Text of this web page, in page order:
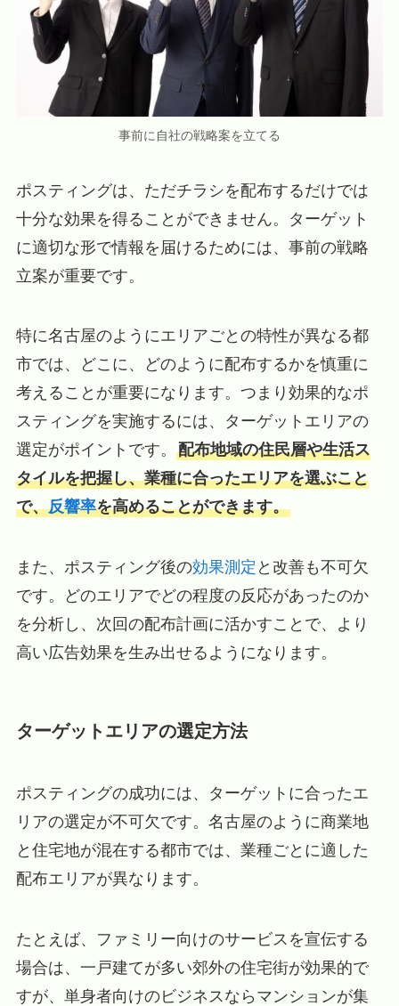
事前に自社の戦略案を立てる
ポスティングは、ただチラシを配布するだけでは
十分な効果を得ることができません。ターゲット
に適切な形で情報を届けるためには、事前の戦略
立案が重要です。
特に名古屋のようにエリアごとの特性が異なる都
市では、どこに、どのように配布するかを慎重に
考えることが重要になります。つまり効果的なポ
スティングを実施するには、ターゲットエリアの
選定がポイントです。 配布地域の住民層や生活ス
タイルを把握し、業種に合ったエリアを選ぶこと
で、反響率を高めることができます。
また、ポスティング後の効果測定 と改善も不可欠
です。どのエリアでどの程度の反応があったのか
を分析し、次回の配布計画に活かすことで、より
高い広告効果を生み出せるようになります。
ターゲットエリアの選定方法
ポスティングの成功には、ターゲットに合ったエ
リアの選定が不可欠です。名古屋のように商業地
と住宅地が混在する都市では、業種ごとに適した
配布エリアが異なります。
たとえば、ファミリー向けのサービスを宣伝する
場合は、一戸建てが多い郊外の住宅街が効果的で
すが、単身者向けのビジネスならマンションが集